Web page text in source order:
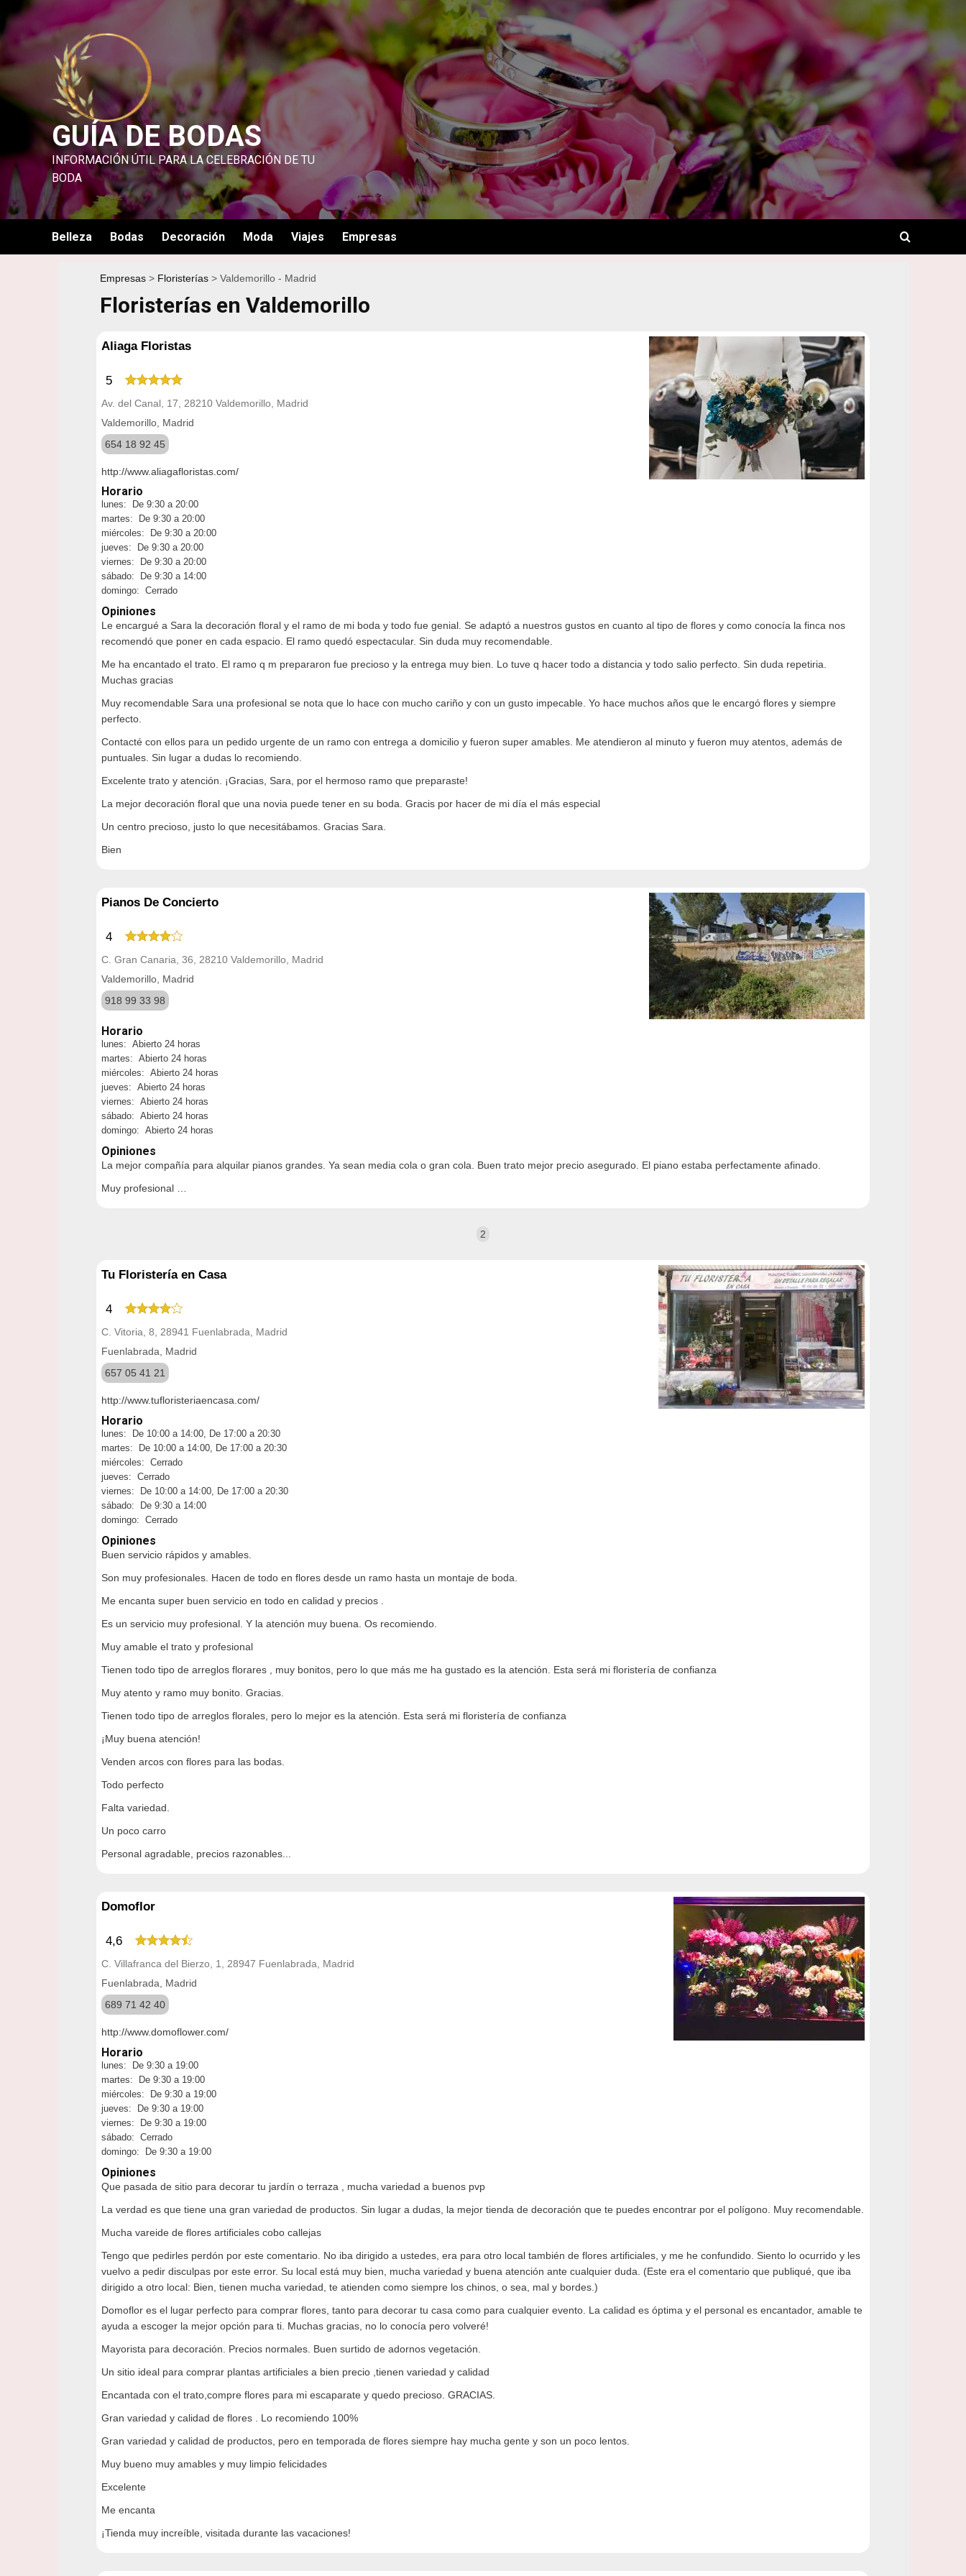
Saltar
al
contenido
GUÍA DE BODAS
INFORMACIÓN ÚTIL PARA LA CELEBRACIÓN DE TU
BODA
Belleza Bodas Decoración Moda Viajes Empresas
Empresas Floristerías Valdemorillo - Madrid
Floristerías en Valdemorillo
Aliaga Floristas
5
Av. del Canal, 17, 28210 Valdemorillo, Madrid
Valdemorillo, Madrid
654 18 92 45
http://www.aliagafloristas.com/
Horario
lunes: De 9:30 a 20:00
martes: De 9:30 a 20:00
miércoles: De 9:30 a 20:00
jueves: De 9:30 a 20:00
viernes: De 9:30 a 20:00
sábado: De 9:30 a 14:00
domingo: Cerrado
Opiniones
Le encargué a Sara la decoración floral y el ramo de mi boda y todo fue genial. Se adaptó a nuestros gustos en cuanto al tipo de flores y como conocía la finca nos
recomendó que poner en cada espacio. El ramo quedó espectacular. Sin duda muy recomendable.
Me ha encantado el trato. El ramo q m prepararon fue precioso y la entrega muy bien. Lo tuve q hacer todo a distancia y todo salio perfecto. Sin duda repetiria.
Muchas gracias
Muy recomendable Sara una profesional se nota que lo hace con mucho cariño y con un gusto impecable. Yo hace muchos años que le encargó flores y siempre
perfecto.
Contacté con ellos para un pedido urgente de un ramo con entrega a domicilio y fueron super amables. Me atendieron al minuto y fueron muy atentos, además de
puntuales. Sin lugar a dudas lo recomiendo.
Excelente trato y atención. ¡Gracias, Sara, por el hermoso ramo que preparaste!
La mejor decoración floral que una novia puede tener en su boda. Gracis por hacer de mi día el más especial
Un centro precioso, justo lo que necesitábamos. Gracias Sara.
Bien
Pianos De Concierto
4
C. Gran Canaria, 36, 28210 Valdemorillo, Madrid
Valdemorillo, Madrid
918 99 33 98
Horario
lunes: Abierto 24 horas
martes: Abierto 24 horas
miércoles: Abierto 24 horas
jueves: Abierto 24 horas
viernes: Abierto 24 horas
sábado: Abierto 24 horas
domingo: Abierto 24 horas
Opiniones
La mejor compañía para alquilar pianos grandes. Ya sean media cola o gran cola. Buen trato mejor precio asegurado. El piano estaba perfectamente afinado.
Muy profesional …
2
Tu Floristería en Casa
4
C. Vitoria, 8, 28941 Fuenlabrada, Madrid
Fuenlabrada, Madrid
657 05 41 21
http://www.tufloristeriaencasa.com/
Horario
lunes: De 10:00 a 14:00, De 17:00 a 20:30
martes: De 10:00 a 14:00, De 17:00 a 20:30
miércoles: Cerrado
jueves: Cerrado
viernes: De 10:00 a 14:00, De 17:00 a 20:30
sábado: De 9:30 a 14:00
domingo: Cerrado
Opiniones
Buen servicio rápidos y amables.
Son muy profesionales. Hacen de todo en flores desde un ramo hasta un montaje de boda.
Me encanta super buen servicio en todo en calidad y precios .
Es un servicio muy profesional. Y la atención muy buena. Os recomiendo.
Muy amable el trato y profesional
Tienen todo tipo de arreglos florares , muy bonitos, pero lo que más me ha gustado es la atención. Esta será mi floristería de confianza
Muy atento y ramo muy bonito. Gracias.
Tienen todo tipo de arreglos florales, pero lo mejor es la atención. Esta será mi floristería de confianza
¡Muy buena atención!
Venden arcos con flores para las bodas.
Todo perfecto
Falta variedad.
Un poco carro
Personal agradable, precios razonables...
Domoflor
4,6
C. Villafranca del Bierzo, 1, 28947 Fuenlabrada, Madrid
Fuenlabrada, Madrid
689 71 42 40
http://www.domoflower.com/
Horario
lunes: De 9:30 a 19:00
martes: De 9:30 a 19:00
miércoles: De 9:30 a 19:00
jueves: De 9:30 a 19:00
viernes: De 9:30 a 19:00
sábado: Cerrado
domingo: De 9:30 a 19:00
Opiniones
Que pasada de sitio para decorar tu jardín o terraza , mucha variedad a buenos pvp
La verdad es que tiene una gran variedad de productos. Sin lugar a dudas, la mejor tienda de decoración que te puedes encontrar por el polígono. Muy recomendable.
Mucha vareide de flores artificiales cobo callejas
Tengo que pedirles perdón por este comentario. No iba dirigido a ustedes, era para otro local también de flores artificiales, y me he confundido. Siento lo ocurrido y les
vuelvo a pedir disculpas por este error. Su local está muy bien, mucha variedad y buena atención ante cualquier duda. (Este era el comentario que publiqué, que iba
dirigido a otro local: Bien, tienen mucha variedad, te atienden como siempre los chinos, o sea, mal y bordes.)
Domoflor es el lugar perfecto para comprar flores, tanto para decorar tu casa como para cualquier evento. La calidad es óptima y el personal es encantador, amable te
ayuda a escoger la mejor opción para ti. Muchas gracias, no lo conocía pero volveré!
Mayorista para decoración. Precios normales. Buen surtido de adornos vegetación.
Un sitio ideal para comprar plantas artificiales a bien precio ,tienen variedad y calidad
Encantada con el trato,compre flores para mi escaparate y quedo precioso. GRACIAS.
Gran variedad y calidad de flores . Lo recomiendo 100%
Gran variedad y calidad de productos, pero en temporada de flores siempre hay mucha gente y son un poco lentos.
Muy bueno muy amables y muy limpio felicidades
Excelente
Me encanta
¡Tienda muy increíble, visitada durante las vacaciones!